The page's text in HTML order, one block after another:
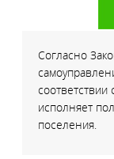
Согласно
исполняет
поселения.